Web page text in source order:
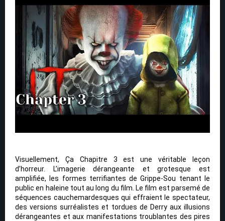
Visuellement, Ça Chapitre 3 est une véritable leçon
d’horreur. L’imagerie dérangeante et grotesque est
amplifiée, les formes terrifiantes de Grippe-Sou tenant le
public en haleine tout au long du film. Le film est parsemé de
séquences cauchemardesques qui effraient le spectateur,
des versions surréalistes et tordues de Derry aux illusions
dérangeantes et aux manifestations troublantes des pires